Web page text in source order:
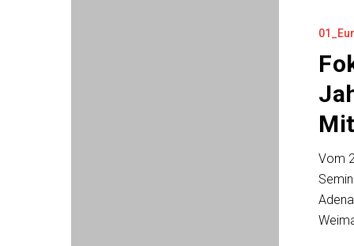
Straßburg:
Weimarer
Mittelpunkt
Vom